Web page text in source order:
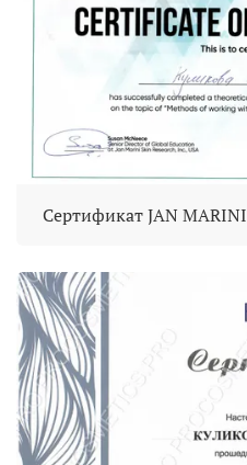
Сертификат JAN MARINI